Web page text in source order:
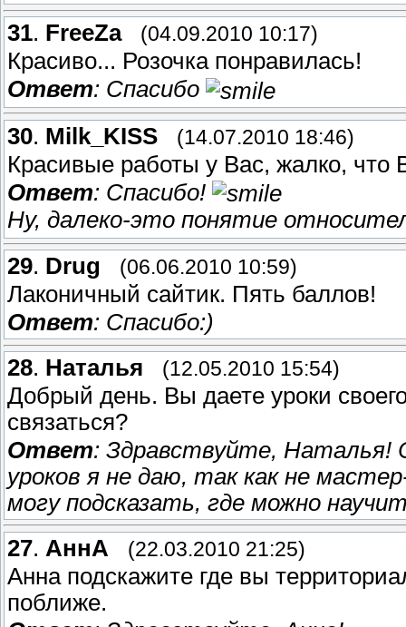
31. FreeZa (04.09.2010 10:17)
Красиво... Розочка понравилась!
Ответ: Спасибо
30. Milk_KISS (14.07.2010 18:46)
Красивые работы у Вас, жалко, что
Ответ: Спасибо!
Ну, далеко-это понятие
29. Drug (06.06.2010 10:59)
Лаконичный сайтик. Пять баллов!
Ответ: Спасибо:)
28. Наталья (12.05.2010 15:54)
Добрый день. Вы даете уроки
связаться?
Ответ: Здравствуйте, Наталья!
уроков я не даю, так как не
могу подсказать, где можно
27. АннА (22.03.2010 21:25)
Анна подскажите где вы
поближе.